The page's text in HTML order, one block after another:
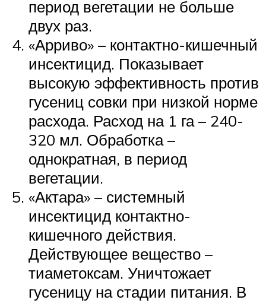
период вегетации не больше
двух раз.
«Арриво» – контактно-кишечный
инсектицид. Показывает
высокую эффективность против
гусениц совки при низкой норме
расхода. Расход на 1 га – 240-
320 мл. Обработка –
однократная, в период
вегетации.
«Актара» – системный
инсектицид контактно-
кишечного действия.
Действующее вещество –
тиаметоксам. Уничтожает
гусеницу на стадии питания. В